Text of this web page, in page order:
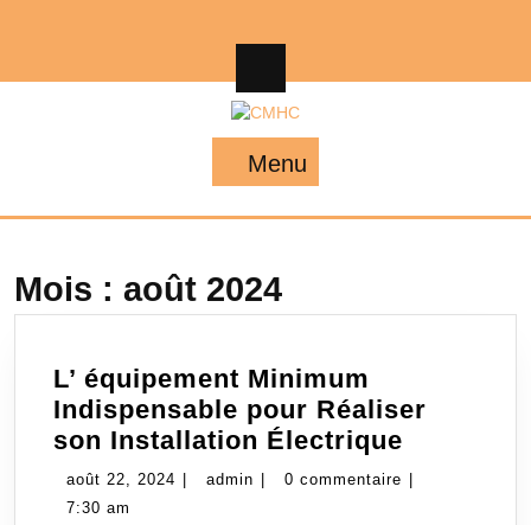
Menu
Mois : août 2024
L’ équipement Minimum
Indispensable pour Réaliser
son Installation Électrique
août 22, 2024 aoûtadmin admin0 commentaire
7:30 am